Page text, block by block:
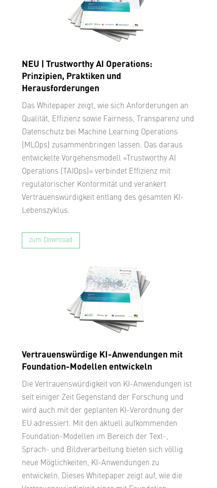
NEU | Trustworthy AI Operations:
Prinzipien, Praktiken und
Herausforderungen
Das Whitepaper zeigt, wie sich Anforderungen an
Qualität, Effizienz sowie Fairness, Transparenz und
Datenschutz bei Machine Learning Operations
(MLOps) zusammenbringen lassen. Das daraus
entwickelte Vorgehensmodell »Trustworthy AI
Operations (TAIOps)« verbindet Effizienz mit
regulatorischer Konformität und verankert
Vertrauenswürdigkeit entlang des gesamten KI-
Lebenszyklus.
zum Download
Vertrauenswürdige KI-Anwendungen mit
Foundation-Modellen entwickeln
Die Vertrauenswürdigkeit von KI-Anwendungen ist
seit einiger Zeit Gegenstand der Forschung und
wird auch mit der geplanten KI-Verordnung der
EU adressiert. Mit den aktuell aufkommenden
Foundation-Modellen im Bereich der Text-,
Sprach- und Bildverarbeitung bieten sich völlig
neue Möglichkeiten, KI-Anwendungen zu
entwickeln. Dieses Whitepaper zeigt auf, wie die